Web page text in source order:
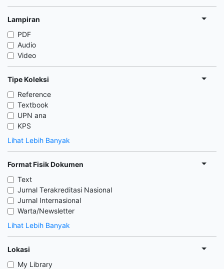
Lampiran
PDF
Audio
Video
Tipe Koleksi
Reference
Textbook
UPN ana
KPS
Lihat Lebih Banyak
Format Fisik Dokumen
Text
Jurnal Terakreditasi Nasional
Jurnal Internasional
Warta/Newsletter
Lihat Lebih Banyak
Lokasi
My Library